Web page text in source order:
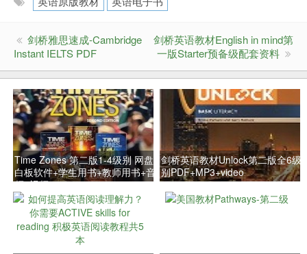
剑桥雅思速成-Cambridge
Instant IELTS PDF
剑桥英语教材English in mind第
一版Starter预备级配套资料
Time Zones 第二版1-4级别 网盘
白板软件+学生用书+教师用书+音
频+视频
剑桥英语教材Unlock第二版全6级
别PDF+MP3+video